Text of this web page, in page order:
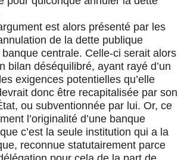
est alors présenté par les
de la dette publique
centrale. Celle-ci serait alors
bilan déséquilibré, ayant rayé d’un
exigences potentielles qu’elle
donc être recapitalisée par son
ou subventionnée par lui. Or, ce
l’originalité d’une banque
c’est la seule institution qui a la
reconnue statutairement parce